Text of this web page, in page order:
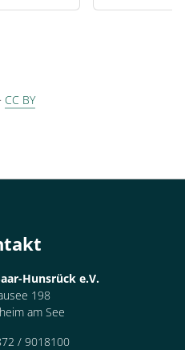
· CC BY
Hunsrück e.V.
198
am See
/ 9018100